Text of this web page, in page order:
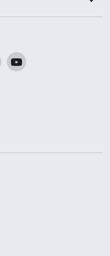
Finden
Sie
Finden